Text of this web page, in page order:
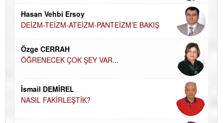
Hasan Vehbi Ersoy
DEİZM-TEİZM-ATEİZM-PANTEİZM’E BAKIŞ
Özge CERRAH
ÖĞRENECEK ÇOK ŞEY VAR...
İsmail DEMİREL
NASIL FAKİRLEŞTİK?